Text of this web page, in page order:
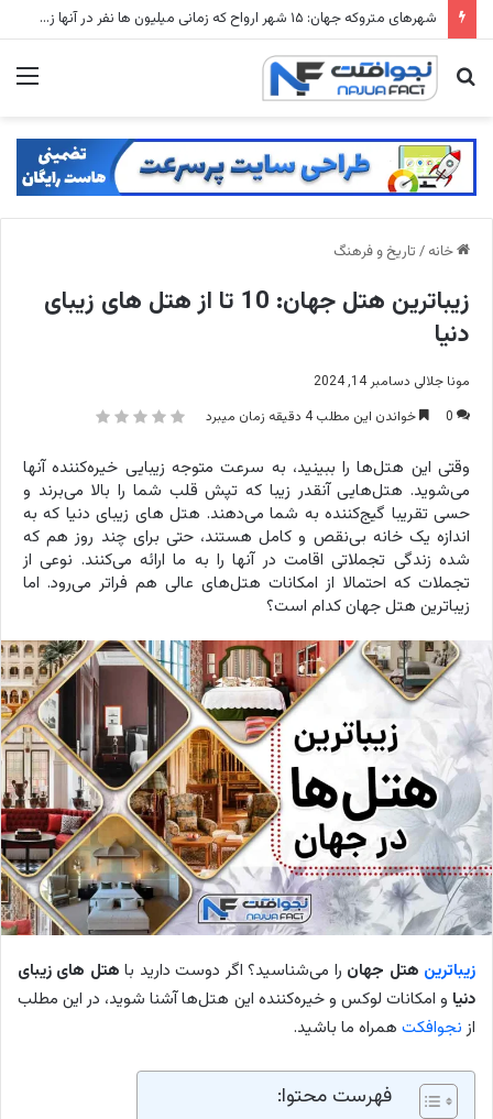
شهرهای متروکه جهان: ۱۵ شهر ارواح که زمانی میلیون ها نفر در آنها زندگی می کردند
جستجو
خانه / تاریخ و فرهنگ
زیباترین هتل‌ جهان: 10 تا از هتل های زیبای
دنیا
مونا جلالی دسامبر 14, 2024
0
خواندن این مطلب 4 دقیقه زمان میبرد
وقتی این هتل‌ها را ببینید، به سرعت متوجه زیبایی خیره‌کننده آنها
می‌شوید. هتل‌هایی آنقدر زیبا که تپش قلب شما را بالا می‌برند و
حسی تقریبا گیج‌کننده به شما می‌دهند. هتل های زیبای دنیا که به
اندازه یک خانه بی‌نقص و کامل هستند، حتی برای چند روز هم که
شده زندگی تجملاتی اقامت در آنها را به ما ارائه می‌کنند. نوعی از
تجملات که احتمالا از امکانات هتل‌های عالی هم فراتر می‌رود. اما
زیباترین هتل‌ جهان کدام است؟
زیباترین هتل‌ جهان را می‌شناسید؟ اگر دوست دارید با هتل های زیبای
دنیا و امکانات لوکس و خیره‌کننده این هتل‌ها آشنا شوید، در این مطلب
ازنجوافکت همراه ما باشید.
فهرست محتوا: